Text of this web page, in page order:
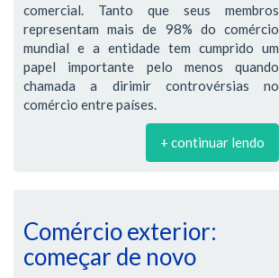
comercial. Tanto que seus membros
representam mais de 98% do comércio
mundial e a entidade tem cumprido um
papel importante pelo menos quando
chamada a dirimir controvérsias no
comércio entre países.
+ continuar lendo
Comércio exterior:
começar de novo